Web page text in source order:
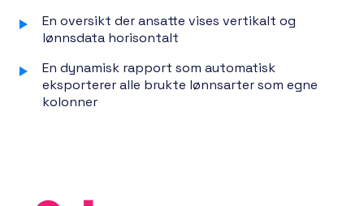
En oversikt der ansatte vises vertikalt og
lønnsdata horisontalt
En dynamisk rapport som automatisk
eksporterer alle brukte lønnsarter som egne
kolonner